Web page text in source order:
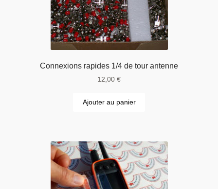
Connexions rapides 1/4 de tour antenne
12,00 €
Ajouter au panier